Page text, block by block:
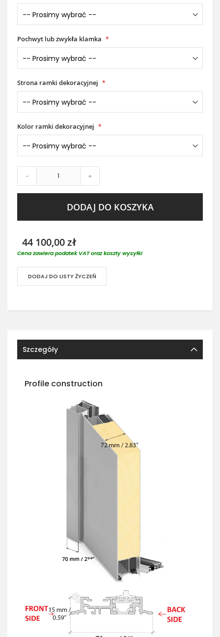
Pochwyt lub zwykła klamka
Strona ramki dekoracyjnej
Kolor ramki dekoracyjnej
- +
DODAJ DO KOSZYKA
44 100,00 zł
Cena zawiera podatek VAT oraz koszty wysyłki
DODAJ DO LISTY ŻYCZEŃ
Szczegóły